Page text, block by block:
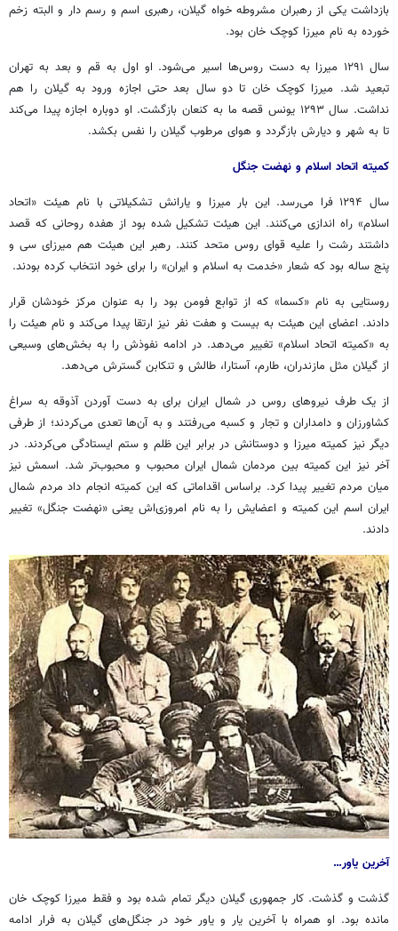
بازداشت یکی از رهبران مشروطه خواه گیلان، رهبری اسم و رسم دار و البته زخم
خورده به نام میرزا کوچک خان بود.
سال ۱۲۹۱ میرزا به دست روس‌ها اسیر می‌شود. او اول به قم و بعد به تهران
تبعید شد. میرزا کوچک خان تا دو سال بعد حتی اجازه ورود به گیلان را هم
نداشت. سال ۱۲۹۳ یونس قصه ما به کنعان بازگشت. او دوباره اجازه پیدا می‌کند
تا به شهر و دیارش بازگردد و هوای مرطوب گیلان را نفس بکشد.
کمیته اتحاد اسلام و نهضت جنگل
سال ۱۲۹۴ فرا می‌رسد. این بار میرزا و یارانش تشکیلاتی با نام هیئت «اتحاد
اسلام» راه اندازی می‌کنند. این هیئت تشکیل شده بود از هفده روحانی که قصد
داشتند رشت را علیه قوای روس متحد کنند. رهبر این هیئت هم میرزای سی و
پنج ساله بود که شعار «خدمت به اسلام و ایران» را برای خود انتخاب کرده بودند.
روستایی به نام «کسما» که از توابع فومن بود را به عنوان مرکز خودشان قرار
دادند. اعضای این هیئت به بیست و هفت نفر نیز ارتقا پیدا می‌کند و نام هیئت را
به «کمیته اتحاد اسلام» تغییر می‌دهد. در ادامه نفوذش را به بخش‌های وسیعی
از گیلان مثل مازندران، طارم، آستارا، طالش و تنکابن گسترش می‌دهد.
از یک طرف نیروهای روس در شمال ایران برای به دست آوردن آذوقه به سراغ
کشاورزان و دامداران و تجار و کسبه می‌رفتند و به آن‌ها تعدی می‌کردند؛ از طرفی
دیگر نیز کمیته میرزا و دوستانش در برابر این ظلم و ستم ایستادگی می‌کردند. در
آخر نیز این کمیته بین مردمان شمال ایران محبوب و محبوب‌تر شد. اسمش نیز
میان مردم تغییر پیدا کرد. براساساقداماتی که این کمیته انجام داد مردم شمال
ایران اسم این کمیته و اعضایش را به نام امروزی‌اش یعنی «نهضت جنگل» تغییر
دادند.
آخرین یاور…
گذشت و گذشت. کار جمهوری گیلان دیگر تمام شده بود و فقط میرزا کوچک خان
مانده بود. او همراه با آخرین یار و یاور خود در جنگل‌های گیلان به فرار ادامه